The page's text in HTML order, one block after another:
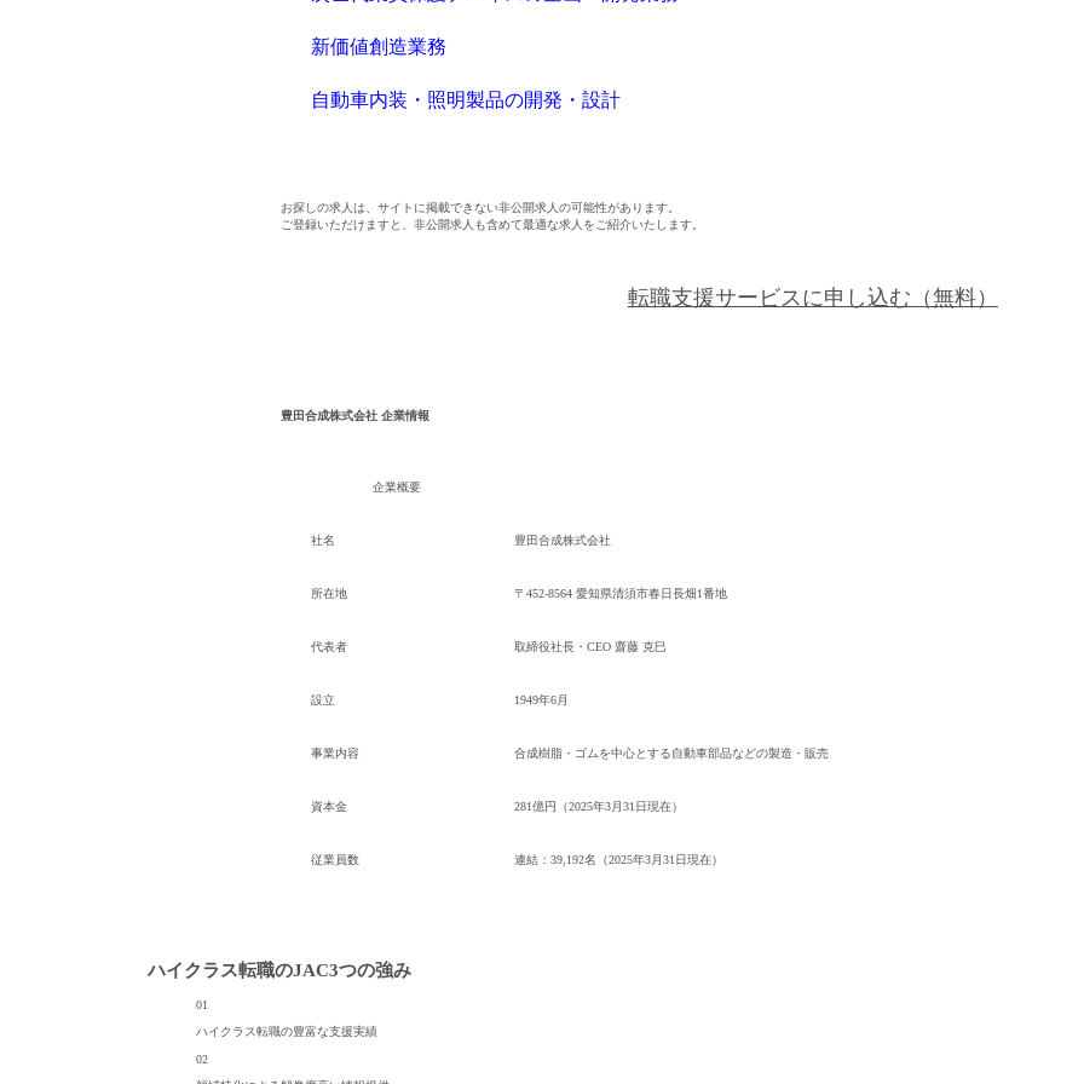
次へ
閉じる
新価値創造業務
自動車内装・照明製品の開発・設計
お探しの求人は、サイトに掲載できない非公開求人の可能性があります。
ご登録いただけますと、非公開求人も含めて最適な求人をご紹介いたします。
転職支援サービスに申し込む （無料）
豊田合成株式会社 企業情報
企業概要
社名 豊田合成株式会社
所在地 〒452-8564 愛知県清須市春日長畑1番地
代表者 取締役社長・CEO 齋藤 克巳
設立 1949年6月
事業内容 合成樹脂・ゴムを中心とする自動車部品などの製造・販売
資本金 281億円（2025年3月31日現在）
従業員数 連結：39,192名（2025年3月31日現在）
ハイクラス転職のJAC3つの強み
01
ハイクラス転職の豊富な支援実績
02